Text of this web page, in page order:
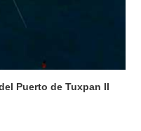
Puerto de Tuxpan II